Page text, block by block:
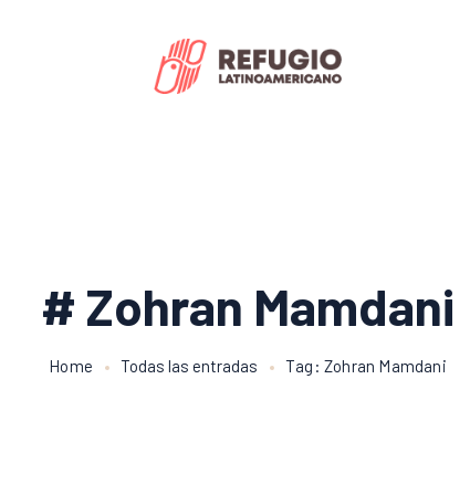
# Zohran Mamdani
Home Todas las entradas Tag: Zohran Mamdani